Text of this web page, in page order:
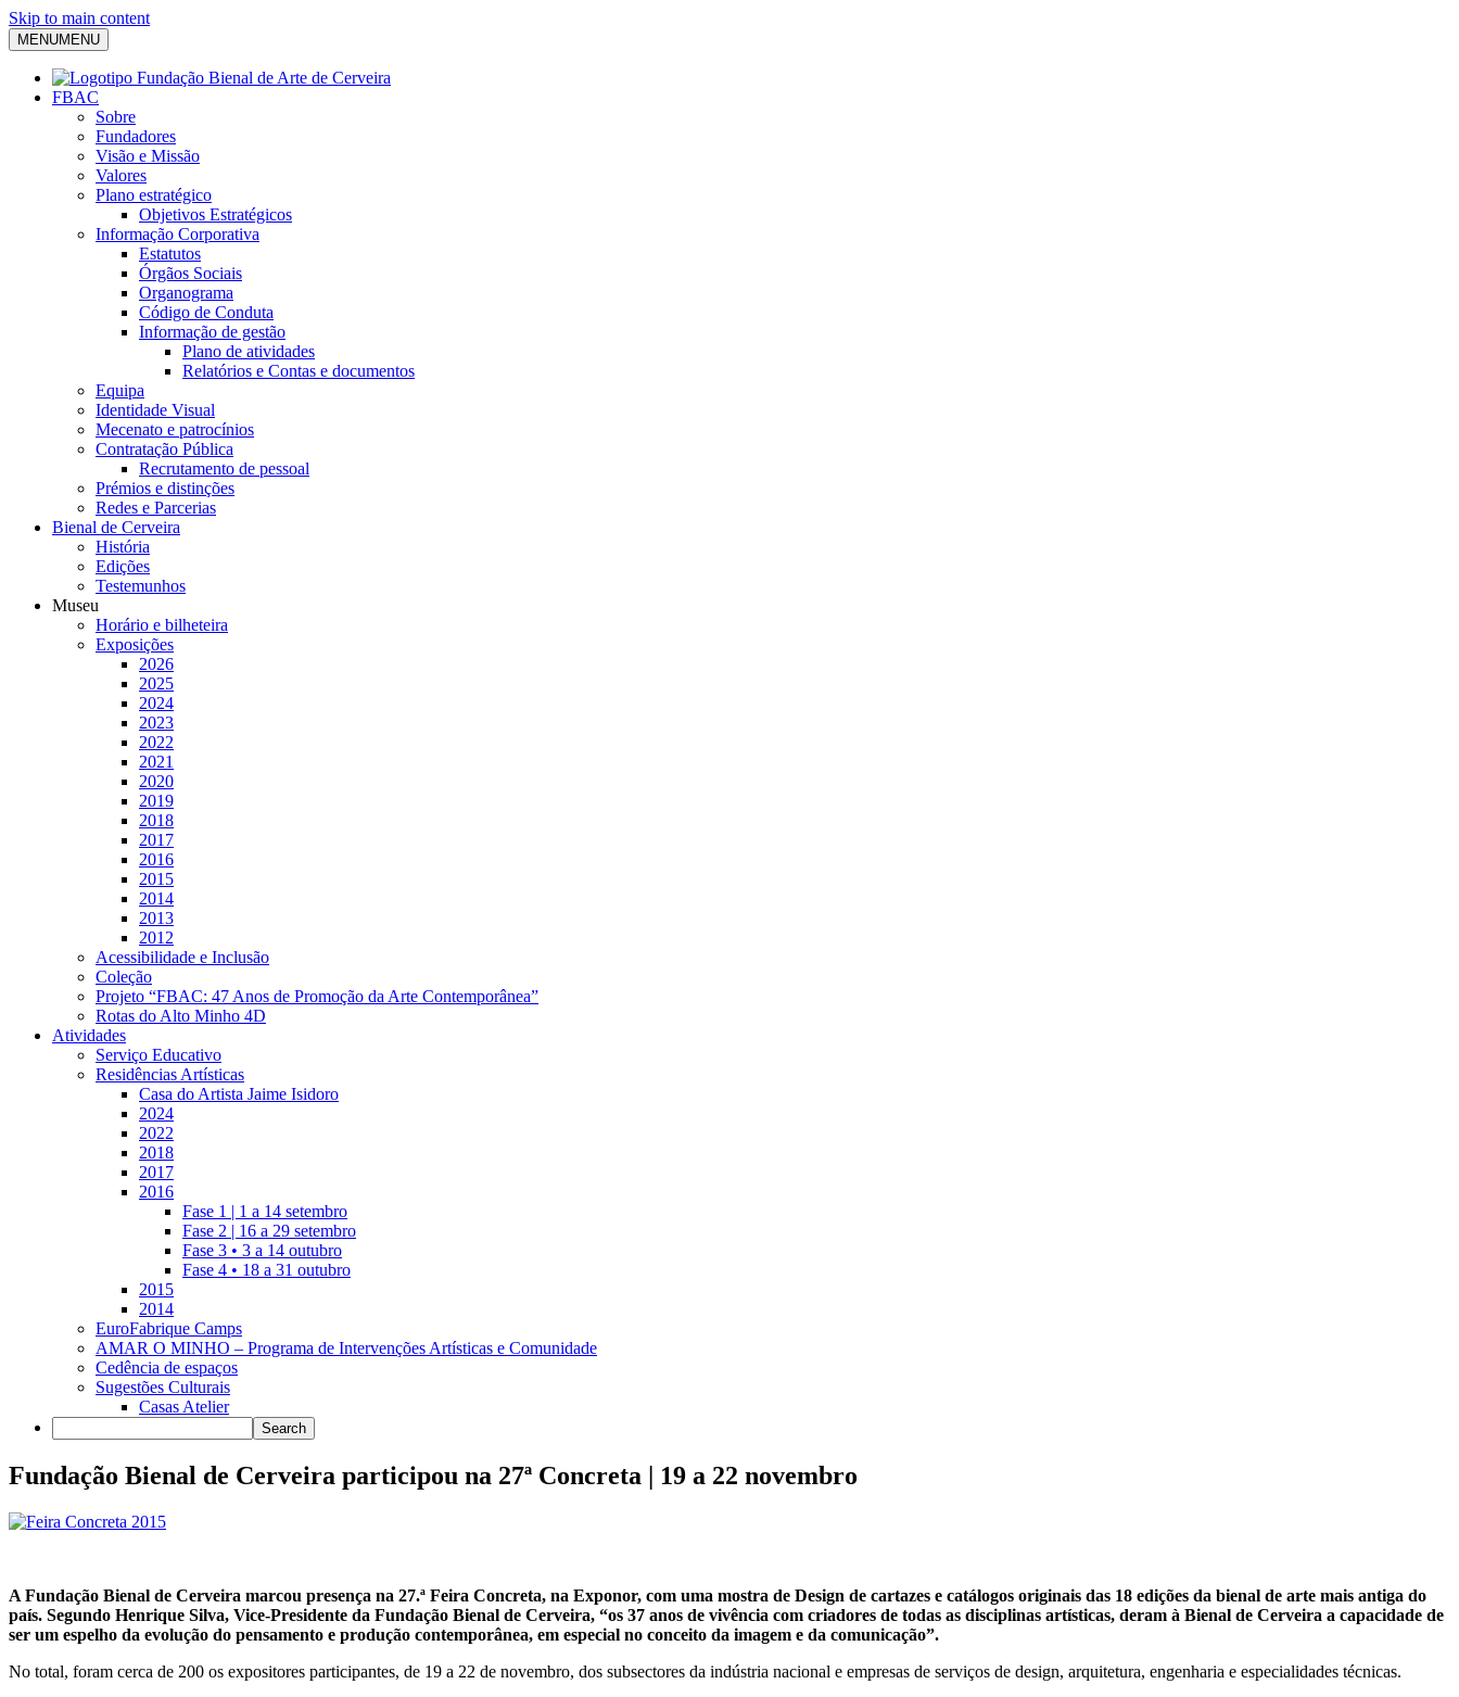
Skip to main content
MENUMENU
FBAC
Sobre
Fundadores
Visão e Missão
Valores
Plano estratégico
Objetivos Estratégicos
Informação Corporativa
Estatutos
Órgãos Sociais
Organograma
Código de Conduta
Informação de gestão
Plano de atividades
Relatórios e Contas e documentos
Equipa
Identidade Visual
Mecenato e patrocínios
Contratação Pública
Recrutamento de pessoal
Prémios e distinções
Redes e Parcerias
Bienal de Cerveira
História
Edições
Testemunhos
Museu
Horário e bilheteira
Exposições
2026
2025
2024
2023
2022
2021
2020
2019
2018
2017
2016
2015
2014
2013
2012
Acessibilidade e Inclusão
Coleção
Projeto “FBAC: 47 Anos de Promoção da Arte Contemporânea”
Rotas do Alto Minho 4D
Atividades
Serviço Educativo
Residências Artísticas
Casa do Artista Jaime Isidoro
2024
2022
2018
2017
2016
Fase 1 | 1 a 14 setembro
Fase 2 | 16 a 29 setembro
Fase 3 • 3 a 14 outubro
Fase 4 • 18 a 31 outubro
2015
2014
EuroFabrique Camps
AMAR O MINHO – Programa de Intervenções Artísticas e Comunidade
Cedência de espaços
Sugestões Culturais
Casas Atelier
Fundação Bienal de Cerveira participou na 27ª Concreta | 19 a 22 novembro
A Fundação Bienal de Cerveira marcou presença na 27.ª Feira Concreta, na Exponor, com uma mostra de Design de cartazes e catálogos originais das 18 edições da bienal de arte mais antiga do
país. Segundo Henrique Silva, Vice-Presidente da Fundação Bienal de Cerveira, “os 37 anos de vivência com criadores de todas as disciplinas artísticas, deram à Bienal de Cerveira a capacidade de
ser um espelho da evolução do pensamento e produção contemporânea, em especial no conceito da imagem e da comunicação”.
No total, foram cerca de 200 os expositores participantes, de 19 a 22 de novembro, dos subsectores da indústria nacional e empresas de serviços de design, arquitetura, engenharia e especialidades técnicas.